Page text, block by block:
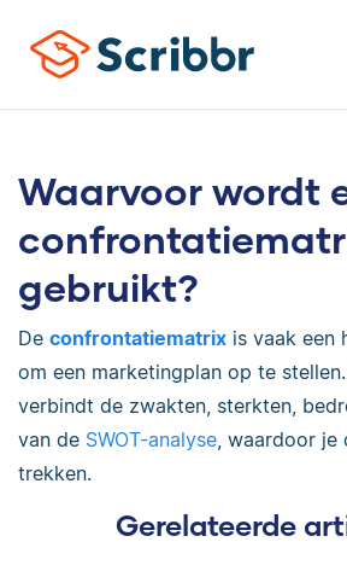
Waarvoor wordt
gebruikt?
De confrontatiematrix is vaak een
om een marketingplan op te
verbindt de zwakten, sterkten,
van de SWOT-analyse, waardoor je
trekken.
Gerelateerde